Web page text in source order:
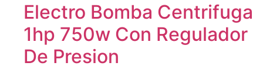
Electro Bomba Centrifuga
1hp 750w Con Regulador
De Presion